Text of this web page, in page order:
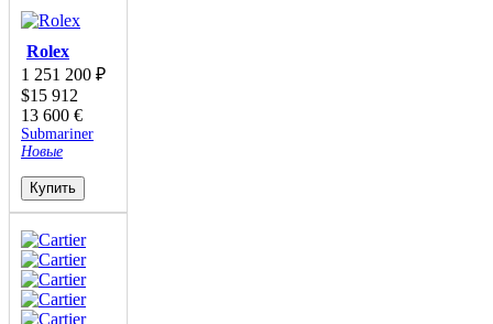
Rolex
1 251 200 ₽
$15 912
13 600 €
Submariner
Новые
Купить